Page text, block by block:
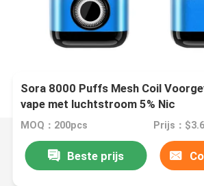
Sora 8000 Puffs Mesh Coil
vape met luchtstroom 5% Nic
MOQ：200pcs Prijs：
Beste prijs